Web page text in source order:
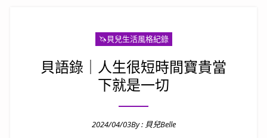
🦄️貝兒生活風格紀錄
貝語錄｜人生很短時間寶貴當
下就是一切
2024/04/03By : 貝兒Belle